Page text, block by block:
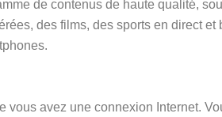
de contenus de haute qualité,
des films, des sports en direct et
avez une connexion Internet.